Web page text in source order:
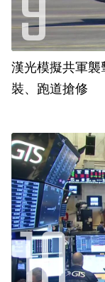
漢光模擬共軍
裝、跑道搶修